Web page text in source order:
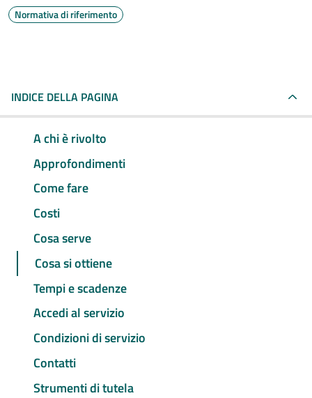
Normativa di riferimento
INDICE DELLA PAGINA
A chi è rivolto
Approfondimenti
Come fare
Costi
Cosa serve
Cosa si ottiene
Tempi e scadenze
Accedi al servizio
Condizioni di servizio
Contatti
Strumenti di tutela